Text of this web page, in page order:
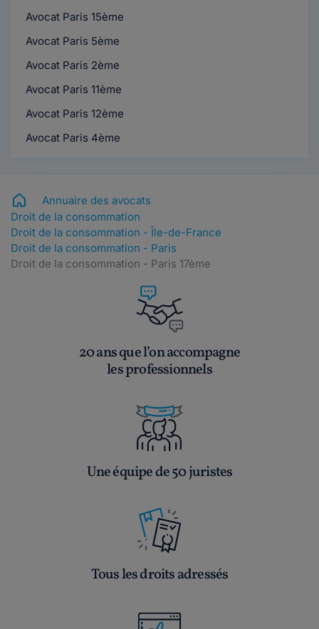
Avocat Paris 15ème
Avocat Paris 5ème
Avocat Paris 2ème
Avocat Paris 11ème
Avocat Paris 12ème
Avocat Paris 4ème
Annuaire des avocats
Droit de la consommation
Droit de la consommation - Île-de-France
Droit de la consommation - Paris
Droit de la consommation - Paris 17ème
20 ans que l’on accompagne
les professionnels
Une équipe de 50 juristes
Tous les droits adressés